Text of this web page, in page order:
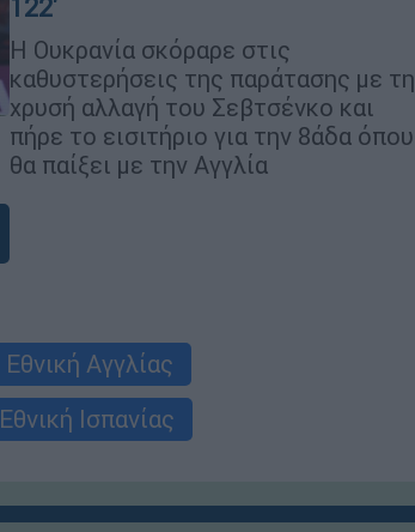
122'
Η Ουκρανία σκόραρε στις
καθυστερήσεις της παράτασης με τη
χρυσή αλλαγή του Σεβτσένκο και
πήρε το εισιτήριο για την 8άδα όπου
θα παίξει με την Αγγλία
Εθνική Αγγλίας
Εθνική Ισπανίας